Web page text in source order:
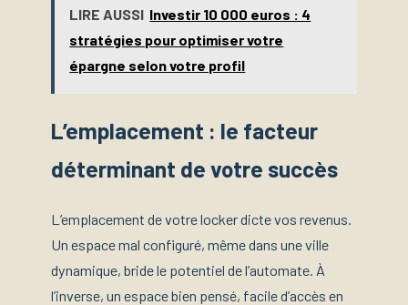
LIRE AUSSI Investir 10 000 euros : 4
stratégies pour optimiser votre
épargne selon votre profil
L’emplacement : le facteur
déterminant de votre succès
L’emplacement de votre locker dicte vos revenus.
Un espace mal configuré, même dans une ville
dynamique, bride le potentiel de l’automate. À
l’inverse, un espace bien pensé, facile d’accès en